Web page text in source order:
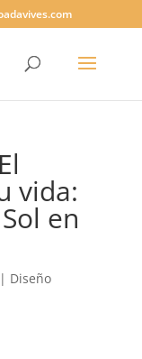
vida:
en
Diseño